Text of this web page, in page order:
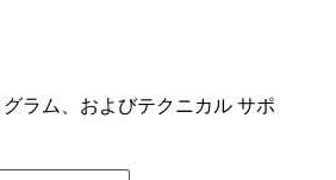
ラム、およびテクニカル サポ